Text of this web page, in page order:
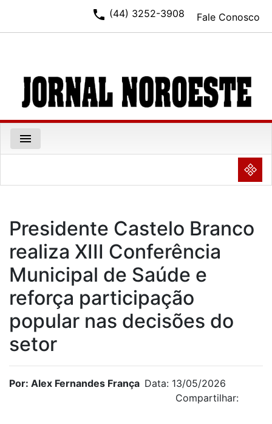
Fale Conosco
phone (44) 3252-3908
menu
NULL
Presidente Castelo Branco
realiza XIII Conferência
Municipal de Saúde e
reforça participação
popular nas decisões do
setor
Por: Alex Fernandes França Data: 13/05/2026
Compartilhar: